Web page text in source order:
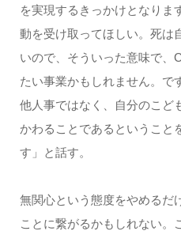
を実現するきっかけとなりま
動を受け取ってほしい。死は
いので、そういった意味で、
たい事業かもしれません。で
他人事ではなく、自分のこど
かわることであるということ
す」と話す。
無関心という態度をやめるだ
ことに繋がるかもしれない。